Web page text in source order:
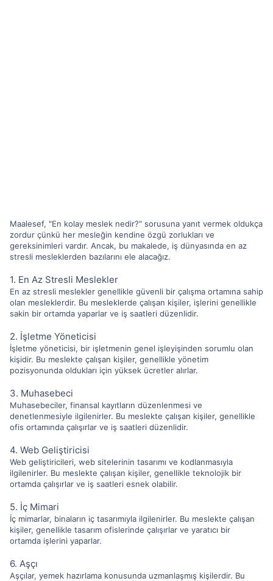
Maalesef, "En kolay meslek nedir?" sorusuna yanıt vermek oldukça
zordur çünkü her mesleğin kendine özgü zorlukları ve
gereksinimleri vardır. Ancak, bu makalede, iş dünyasında en az
stresli mesleklerden bazılarını ele alacağız.
1. En Az Stresli Meslekler
En az stresli meslekler genellikle güvenli bir çalışma ortamına sahip
olan mesleklerdir. Bu mesleklerde çalışan kişiler, işlerini genellikle
sakin bir ortamda yaparlar ve iş saatleri düzenlidir.
2. İşletme Yöneticisi
İşletme yöneticisi, bir işletmenin genel işleyişinden sorumlu olan
kişidir. Bu meslekte çalışan kişiler, genellikle yönetim
pozisyonunda oldukları için yüksek ücretler alırlar.
3. Muhasebeci
Muhasebeciler, finansal kayıtların düzenlenmesi ve
denetlenmesiyle ilgilenirler. Bu meslekte çalışan kişiler, genellikle
ofis ortamında çalışırlar ve iş saatleri düzenlidir.
4. Web Geliştiricisi
Web geliştiricileri, web sitelerinin tasarımı ve kodlanmasıyla
ilgilenirler. Bu meslekte çalışan kişiler, genellikle teknolojik bir
ortamda çalışırlar ve iş saatleri esnek olabilir.
5. İç Mimari
İç mimarlar, binaların iç tasarımıyla ilgilenirler. Bu meslekte çalışan
kişiler, genellikle tasarım ofislerinde çalışırlar ve yaratıcı bir
ortamda işlerini yaparlar.
6. Aşçı
Aşçılar, yemek hazırlama konusunda uzmanlaşmış kişilerdir. Bu